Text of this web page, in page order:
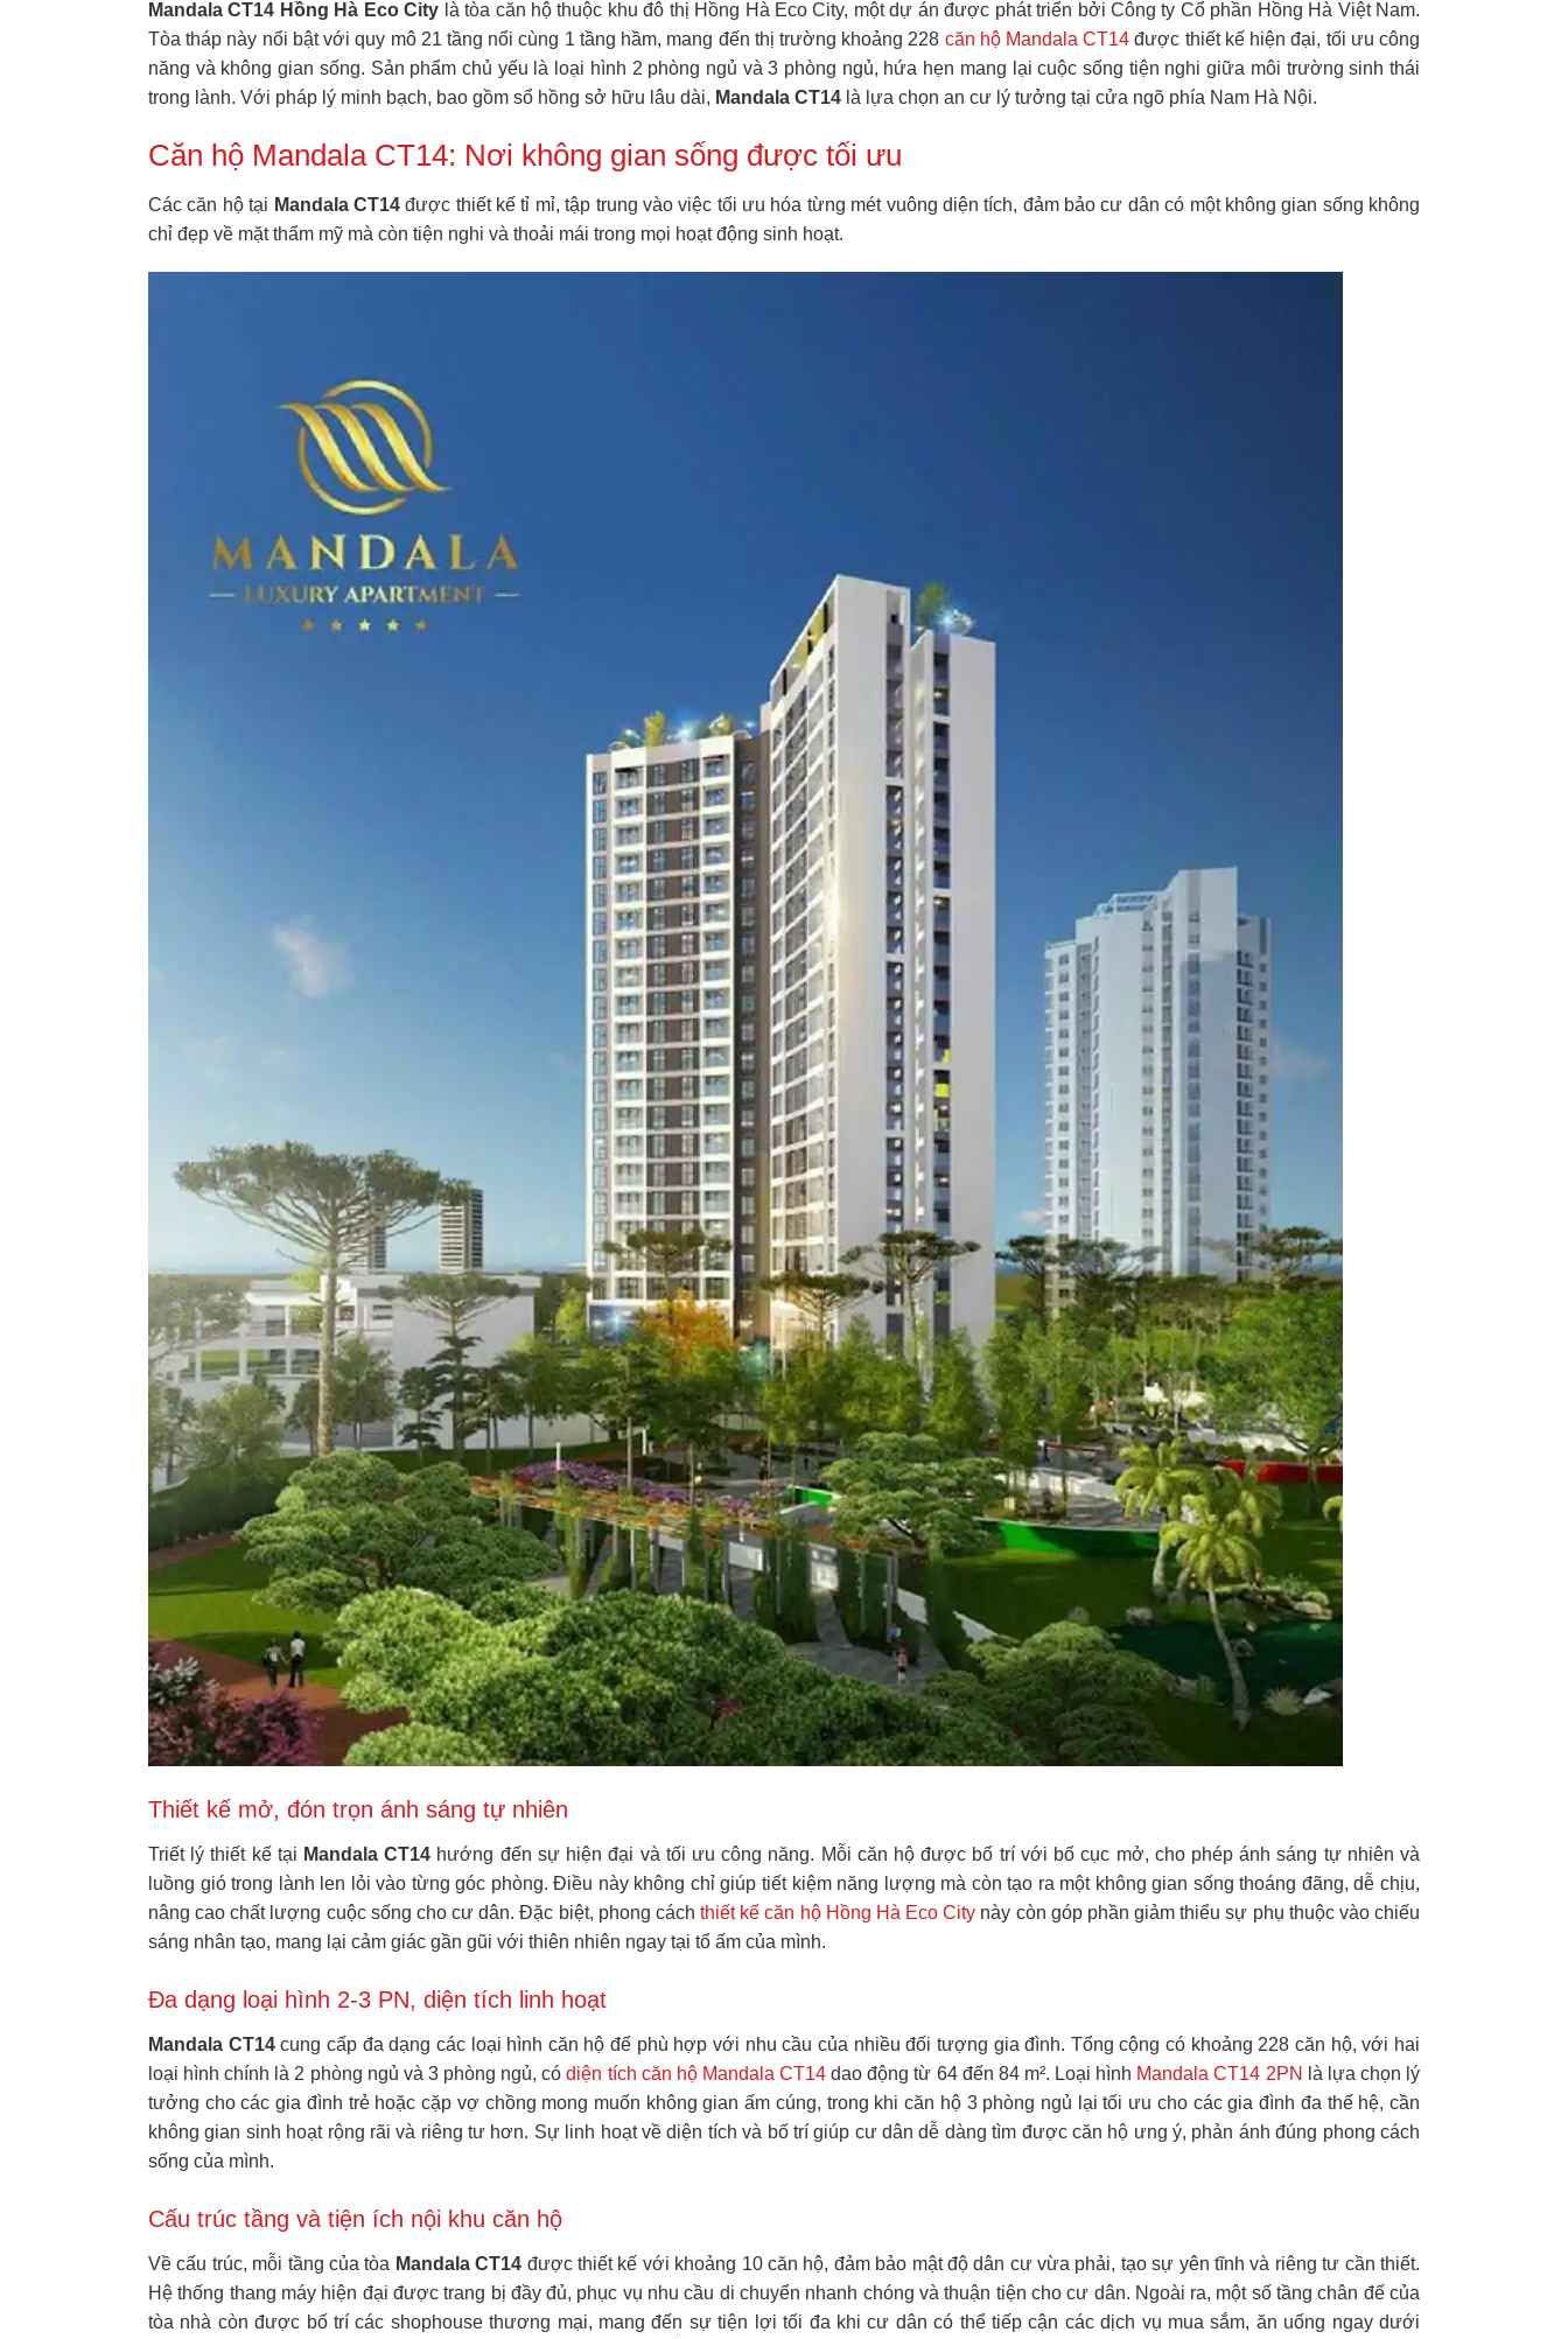
Mandala CT14 Hồng Hà Eco City là tòa căn hộ thuộc khu đô thị Hồng Hà Eco City, một dự án được phát triển bởi Công ty Cổ phần Hồng Hà Việt Nam.
Tòa tháp này nổi bật với quy mô 21 tầng nổi cùng 1 tầng hầm, mang đến thị trường khoảng 228 căn hộ Mandala CT14 được thiết kế hiện đại, tối ưu công
năng và không gian sống. Sản phẩm chủ yếu là loại hình 2 phòng ngủ và 3 phòng ngủ, hứa hẹn mang lại cuộc sống tiện nghi giữa môi trường sinh thái
trong lành. Với pháp lý minh bạch, bao gồm sổ hồng sở hữu lâu dài, Mandala CT14 là lựa chọn an cư lý tưởng tại cửa ngõ phía Nam Hà Nội.
Căn hộ Mandala CT14: Nơi không gian sống được tối ưu
Các căn hộ tại Mandala CT14được thiết kế tỉ mỉ, tập trung vào việc tối ưu hóa từng mét vuông diện tích, đảm bảo cư dân có một không gian sống không
chỉ đẹp về mặt thẩm mỹ mà còn tiện nghi và thoải mái trong mọi hoạt động sinh hoạt.
Thiết kế mở, đón trọn ánh sáng tự nhiên
Triết lý thiết kế tại Mandala CT14 hướng đến sự hiện đại và tối ưu công năng. Mỗi căn hộ được bố trí với bố cục mở, cho phép ánh sáng tự nhiên và
luồng gió trong lành len lỏi vào từng góc phòng. Điều này không chỉ giúp tiết kiệm năng lượng mà còn tạo ra một không gian sống thoáng đãng, dễ chịu,
nâng cao chất lượng cuộc sống cho cư dân. Đặc biệt, phong cáchthiết kế căn hộ Hồng Hà Eco City này còn góp phần giảm thiểu sự phụ thuộc vào chiếu
sáng nhân tạo, mang lại cảm giác gần gũi với thiên nhiên ngay tại tổ ấm của mình.
Đa dạng loại hình 2-3 PN, diện tích linh hoạt
Mandala CT14cung cấp đa dạng các loại hình căn hộ để phù hợp với nhu cầu của nhiều đối tượng gia đình. Tổng cộng có khoảng 228 căn hộ, với hai
loại hình chính là 2 phòng ngủ và 3 phòng ngủ, códiện tích căn hộ Mandala CT14 dao động từ 64 đến 84 m². Loại hình Mandala CT14 2PN
là lựa chọn lý
tưởng cho các gia đình trẻ hoặc cặp vợ chồng mong muốn không gian ấm cúng, trong khi căn hộ 3 phòng ngủ lại tối ưu cho các gia đình đa thế hệ, cần
không gian sinh hoạt rộng rãi và riêng tư hơn. Sự linh hoạt về diện tích và bố trí giúp cư dân dễ dàng tìm được căn hộ ưng ý, phản ánh đúng phong cách
sống của mình.
Cấu trúc tầng và tiện ích nội khu căn hộ
Về cấu trúc, mỗi tầng của tòa Mandala CT14 được thiết kế với khoảng 10 căn hộ, đảm bảo mật độ dân cư vừa phải, tạo sự yên tĩnh và riêng tư cần thiết.
Hệ thống thang máy hiện đại được trang bị đầy đủ, phục vụ nhu cầu di chuyển nhanh chóng và thuận tiện cho cư dân. Ngoài ra, một số tầng chân đế của
tòa nhà còn được bố trí các shophouse thương mại, mang đến sự tiện lợi tối đa khi cư dân có thể tiếp cận các dịch vụ mua sắm, ăn uống ngay dưới